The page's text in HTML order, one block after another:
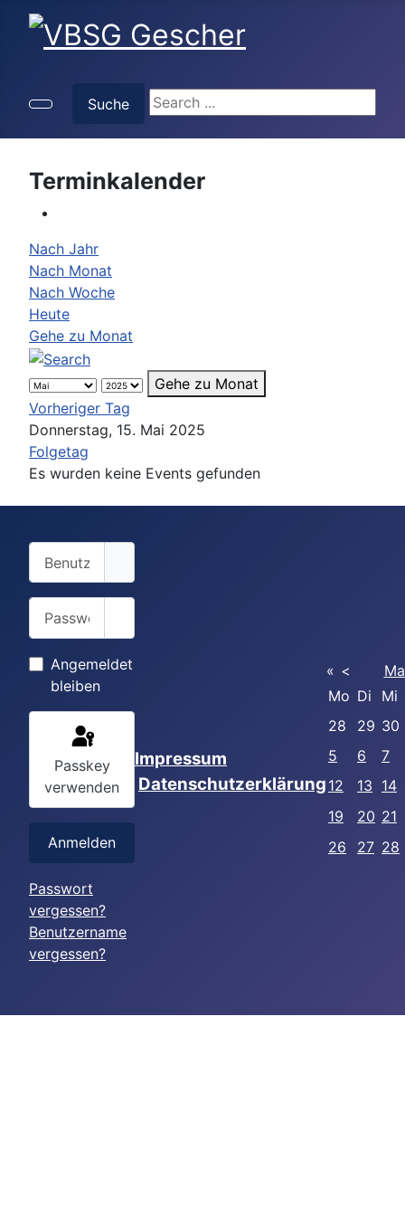
Suche
Suche
Terminkalender
Nach Jahr
Nach Monat
Nach Woche
Heute
Gehe zu Monat
Gehe zu Monat
Vorheriger Tag
Donnerstag, 15. Mai 2025
Folgetag
Es wurden keine Events gefunden
Angemeldet
bleiben
Passkey
verwenden
Anmelden
Passwort
vergessen?
Benutzername
vergessen?
Impressum
Datenschutzerklärung
« <
Mo Di
Mi
28
29 30
5
6
7
12
13 14
19
20 21
26
27 28